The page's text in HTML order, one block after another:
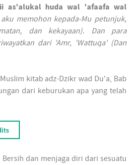
as'alukal huda wal 'afaafa wal
aku memohon kepada-Mu petunjuk,
dan kekayaan). Dan para
dari 'Amr, 'Wattuqa' (Dan
kitab adz-Dzikr wad Du'a, Bab
dari keburukan apa yang telah